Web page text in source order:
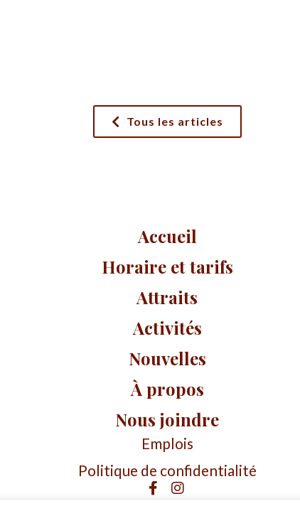
Tous les articles
Accueil
Horaire et tarifs
Attraits
Activités
Nouvelles
À propos
Nous joindre
Emplois
Politique de confidentialité